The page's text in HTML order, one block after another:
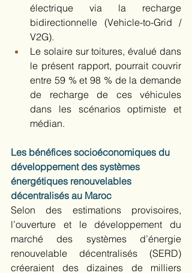
électrique via la recharge
bidirectionnelle (Vehicle-to-Grid /
V2G).
Le solaire sur toitures, évalué dans
le présent rapport, pourrait couvrir
entre 59 % et 98 % de la demande
de recharge de ces véhicules
dans les scénarios optimiste et
médian.
Les bénéfices socioéconomiques du
développement des systèmes
énergétiques renouvelables
décentralisés au Maroc
Selon des estimations provisoires,
l’ouverture et le développement du
marché des systèmes d’énergie
renouvelable décentralisés (SERD)
créeraient des dizaines de milliers